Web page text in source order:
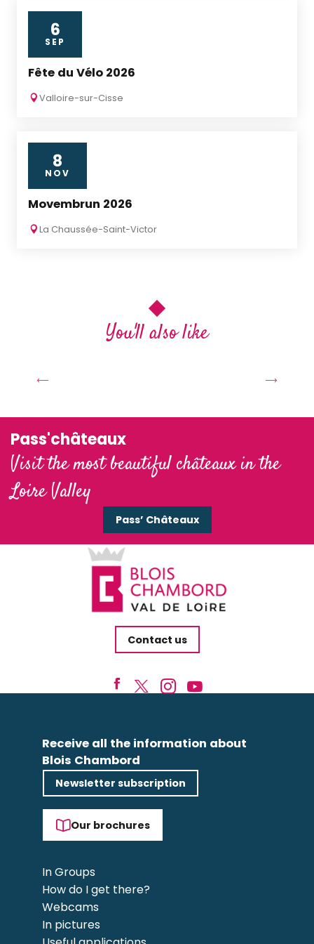
6
SEP
Fête du Vélo 2026
Valloire-sur-Cisse
8
NOV
Movembrun 2026
La Chaussée-Saint-Victor
You'll also like
Pass'châteaux
Visit the most beautiful châteaux in the
Loire Valley
Pass’ Châteaux
Contact us
Receive all the information about
Blois Chambord
Newsletter subscription
Our brochures
In Groups
How do I get there?
Webcams
In pictures